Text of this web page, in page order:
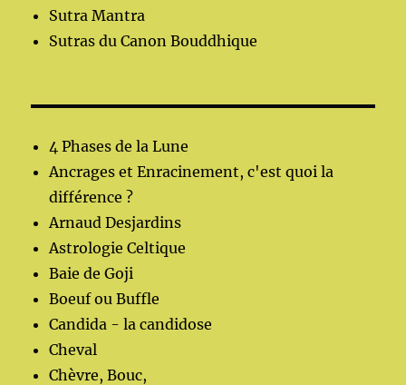
Sutra Mantra
Sutras du Canon Bouddhique
4 Phases de la Lune
Ancrages et Enracinement, c'est quoi la
différence ?
Arnaud Desjardins
Astrologie Celtique
Baie de Goji
Boeuf ou Buffle
Candida - la candidose
Cheval
Chèvre, Bouc,